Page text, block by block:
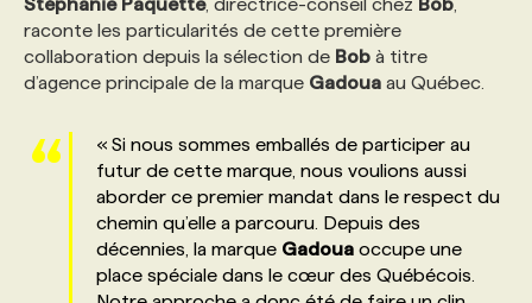
Stéphanie Paquette, directrice-conseil chez Bob
raconte les particularités de cette première
collaboration depuis la sélection de Bob à titre
d’agence principale de la marque Gadoua au Québec.
« Si nous sommes emballés de participer au
futur de cette marque, nous voulions aussi
aborder ce premier mandat dans le respect du
chemin qu’elle a parcouru. Depuis des
décennies, la marque Gadoua occupe une
place spéciale dans le cœur des Québécois.